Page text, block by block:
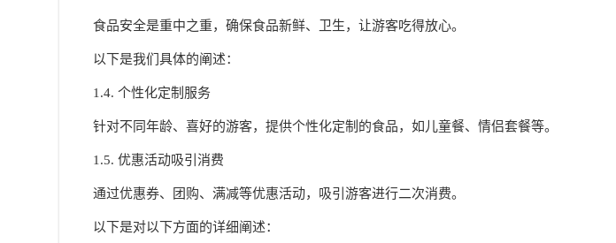
食品安全是重中之重，确保食品新鲜、卫生，让游客吃得放心。
以下是我们具体的阐述：
1.4. 个性化定制服务
针对不同年龄、喜好的游客，提供个性化定制的食品，如儿童餐、情侣套餐等。
1.5. 优惠活动吸引消费
通过优惠券、团购、满减等优惠活动，吸引游客进行二次消费。
以下是对以下方面的详细阐述：